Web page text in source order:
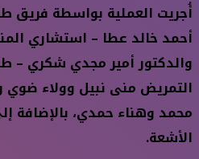
أُجريت العملية بواسطة
أحمد خالد عطا – استشاري
والدكتور أمير مجدي شكري –
التمريض منى نبيل وولاء
محمد وهناء حمدي، بالإضافة
الأشعة.